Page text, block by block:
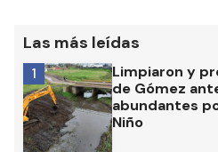
Las más leídas
Limpiaron y
de Gómez
abundantes
Niño
1